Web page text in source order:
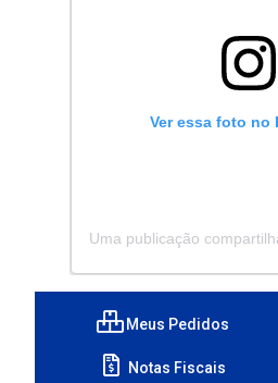
Ver essa foto no
Meus Pedidos
Notas Fiscais